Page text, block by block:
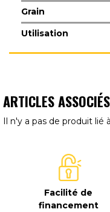
Grain
Utilisation
ARTICLES
Il n'y a pas de produit lié
Facilité de
financement